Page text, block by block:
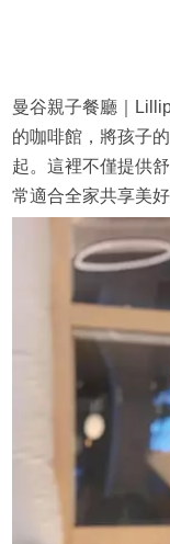
曼谷親子餐廳｜
的咖啡館，將孩子
起。這裡不僅提供
常適合全家共享美好